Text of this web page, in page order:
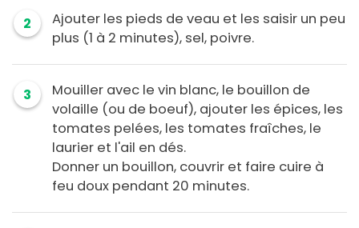
2
Ajouter les pieds de veau et les saisir un peu
plus (1 à 2 minutes), sel, poivre.
3
Mouiller avec le vin blanc, le bouillon de
volaille (ou de boeuf), ajouter les épices, les
tomates pelées, les tomates fraîches, le
laurier et l'ail en dés.
Donner un bouillon, couvrir et faire cuire à
feu doux pendant 20 minutes.